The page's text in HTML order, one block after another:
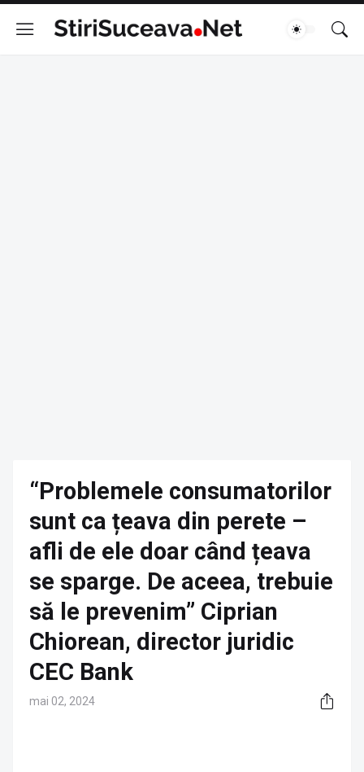
“Problemele consumatorilor
sunt ca țeava din perete –
afli de ele doar când țeava
se sparge. De aceea, trebuie
să le prevenim” Ciprian
Chiorean, director juridic
CEC Bank
mai 02, 2024